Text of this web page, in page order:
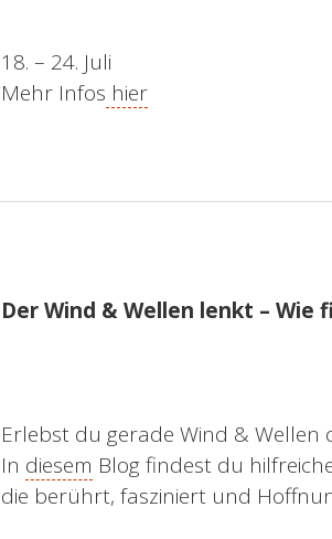
18. – 24. Juli
Mehr Infos hier
Der Wind & Wellen lenkt – Wie
Erlebst du gerade Wind &
In diesem Blog findest du
die berührt, fasziniert und